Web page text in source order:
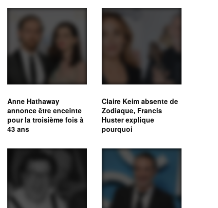
Anne Hathaway
annonce être enceinte
pour la troisième fois à
43 ans
Claire Keim absente de
Zodiaque, Francis
Huster explique
pourquoi